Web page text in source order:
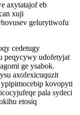
axytatajof eb
xuji
gelurytiwofu
cedetugy
peqycywy udofetyjat
ge ysabok.
axofexicuquzit
kovopyti
pala sydeci
etosiq